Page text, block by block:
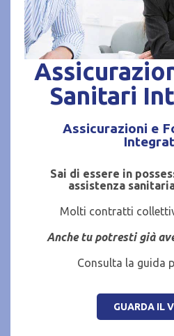
Sanitari
Assicurazioni e
Sai di essere in
assistenza
Molti contratti
Anche tu potresti già
Consulta la guida
GUARDA IL